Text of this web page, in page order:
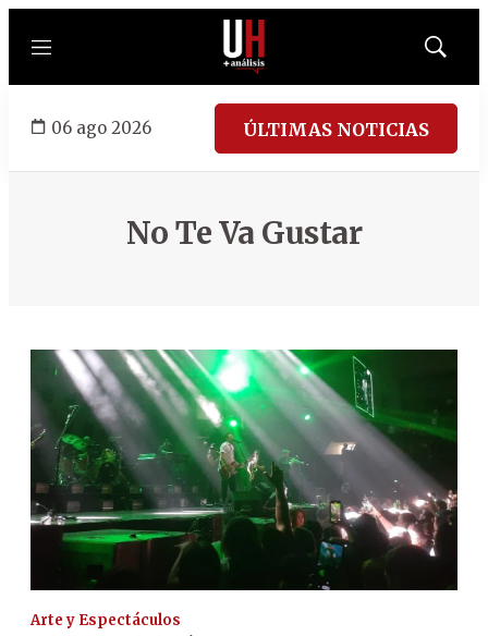
Menú
Mostrar
06 ago 2026 ÚLTIMAS NOTICIAS
No Te Va Gustar
Arte y Espectáculos